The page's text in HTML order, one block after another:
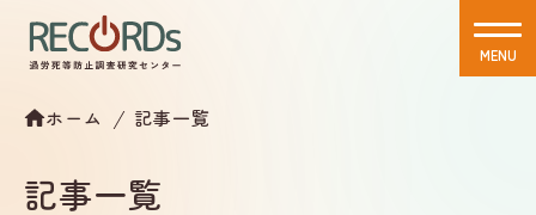
MENU
ホーム 記事一覧
記事一覧